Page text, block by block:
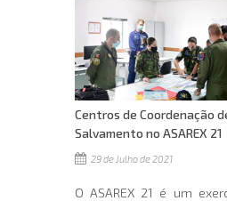
Centros de Coordenação
Salvamento no ASAREX 21
29 de Julho de 2021
O ASAREX 21 é um